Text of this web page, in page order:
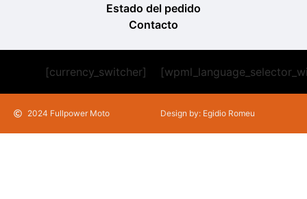
Estado del pedido
Contacto
[currency_switcher]
2024 Fullpower Moto Design by: Egidio Romeu